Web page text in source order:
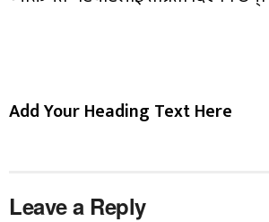
Add Your Heading Text Here
Leave a Reply